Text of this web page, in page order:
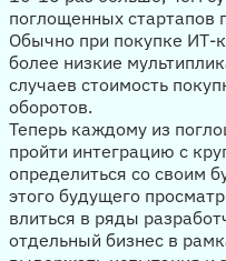
поглощенных стартапов
Обычно при покупке ИТ-
более низкие
случаев стоимость
оборотов.
Теперь каждому из
пройти интеграцию с
определиться со своим
этого будущего
влиться в ряды
отдельный бизнес в